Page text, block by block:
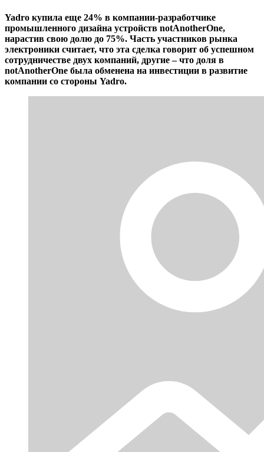
Yadro купила еще 24% в компании-разработчике
промышленного дизайна устройств notAnotherOne,
нарастив свою долю до 75%. Часть участников рынка
электроники считает, что эта сделка говорит об успешном
сотрудничестве двух компаний, другие – что доля в
notAnotherOne была обменена на инвестиции в развитие
компании со стороны Yadro.